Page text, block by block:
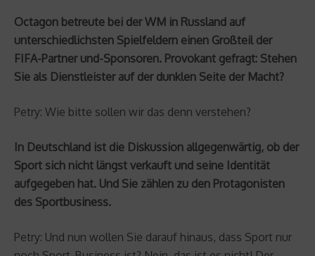
Octagon betreute bei der WM in Russland auf
unterschiedlichsten Spielfeldern einen Großteil der
FIFA-Partner und-Sponsoren. Provokant gefragt: Stehen
Sie als Dienstleister auf der dunklen Seite der Macht?
Petry: Wie bitte sollen wir das denn verstehen?
In Deutschland ist die Diskussion allgegenwärtig, ob der
Sport sich nicht längst verkauft und seine Identität
aufgegeben hat. Und Sie zählen zu den Protagonisten
des Sportbusiness.
Petry: Und nun wollen Sie darauf hinaus, dass Sport nur